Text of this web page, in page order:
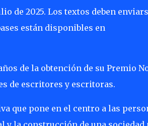
de 2025. Los textos deben
están disponibles en
de la obtención de su Premio
de escritores y escritoras.
que pone en el centro a las